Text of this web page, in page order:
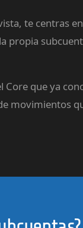
te centras
propia
que ya
movimientos